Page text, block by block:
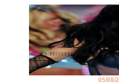
05/08/